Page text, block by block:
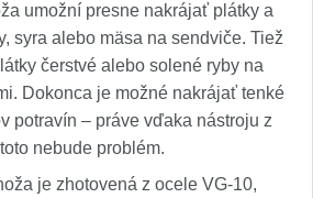
umožní presne nakrájať plátky a
syra alebo mäsa na sendviče. Tiež
čerstvé alebo solené ryby na
Dokonca je možné nakrájať tenké
potravín – práve vďaka nástroju z
nebude problém.
je zhotovená z ocele VG-10,